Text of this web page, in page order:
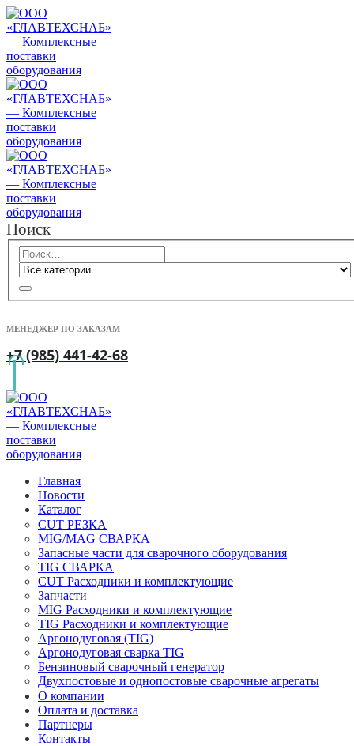
Поиск
МЕНЕДЖЕР ПО ЗАКАЗАМ
+7 (985) 441-42-68
Главная
Новости
Каталог
CUT РЕЗКА
MIG/MAG СВАРКА
Запасные части для сварочного оборудования
TIG СВАРКА
CUT Расходники и комплектующие
Запчасти
MIG Расходники и комплектующие
TIG Расходники и комплектующие
Аргонодуговая (TIG)
Аргонодуговая сварка TIG
Бензиновый сварочный генератор
Двухпостовые и однопостовые сварочные агрегаты
О компании
Оплата и доставка
Партнеры
Контакты